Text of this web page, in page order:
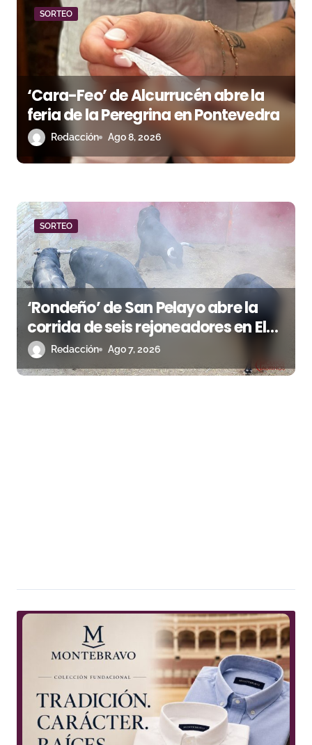
s
SORTEO
‘Cara-Feo’ de Alcurrucén abre la
feria de la Peregrina en Pontevedra
Redacción Ago 8, 2026
SORTEO
‘Rondeño’ de San Pelayo abre la
corrida de seis rejoneadores en El
Puerto de Santa María esta noche
Redacción Ago 7, 2026